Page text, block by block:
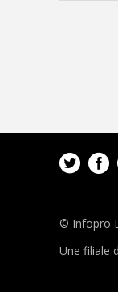
© Infopro
Une filiale